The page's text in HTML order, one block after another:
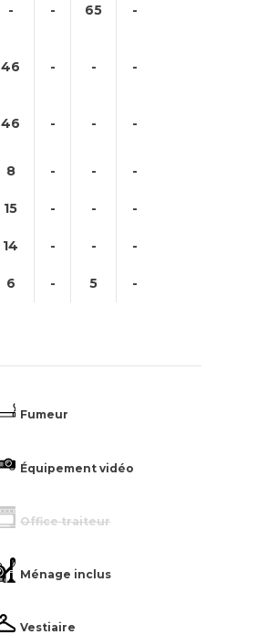
- - 65 -
46 - - -
46 - - -
8 - - -
15 - - -
14 - - -
6 - 5 -
Fumeur
Équipement vidéo
Office traiteur
Ménage inclus
Vestiaire